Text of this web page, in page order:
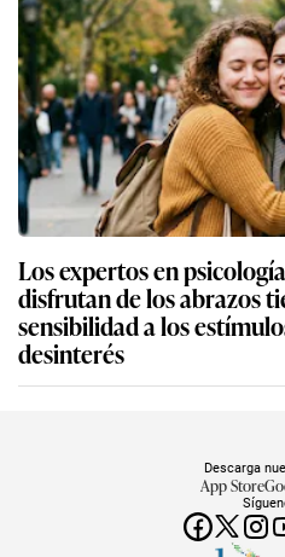
Los expertos en
disfrutan de los abrazos
sensibilidad a los
desinterés
Descarga
App Store